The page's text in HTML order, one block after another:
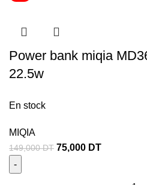
Power bank miqia
22.5w
En stock
MIQIA
149,000DT 75,000 DT